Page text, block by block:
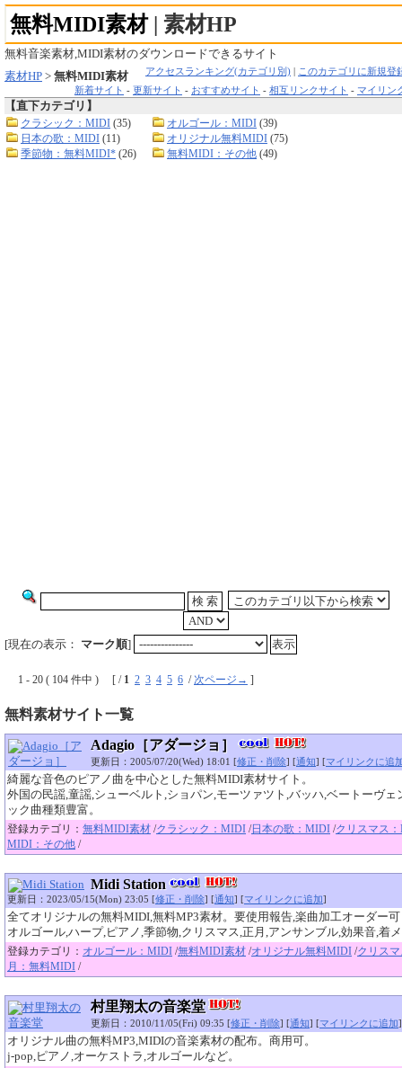
無料MIDI素材| 素材HP
無料音楽素材,MIDI素材のダウンロードできるサイト
素材HP > 無料MIDI素材 アクセスランキング(カテゴリ別)
このカテゴリに新規登
新着サイト - 更新サイト - おすすめサイト - 相互リンクサイト - マイリン
【直下カテゴリ】
クラシック：MIDI (35) オルゴール：MIDI (39)
日本の歌：MIDI (11) オリジナル無料MIDI (75)
季節物：無料MIDI* (26) 無料MIDI：その他 (49)
[現在の表示： マーク順]
1 - 20 ( 104 件中 ) [ / 1 2 3 4 5 6 / 次ページ→ ]
無料素材サイト一覧
Adagio［アダージョ］
更新日：2005/07/20(Wed) 18:01 [修正・削除] [通知] [マイリンクに追
綺麗な音色のピアノ曲を中心とした無料MIDI素材サイト。
外国の民謡,童謡,シューベルト,ショパン,モーツァツト,バッハ,ベートーヴェ
ック曲種類豊富。
登録カテゴリ： 無料MIDI素材 /クラシック：MIDI /日本の歌：MIDI /クリスマス
MIDI：その他 /
Midi Station
更新日：2023/05/15(Mon) 23:05 [修正・削除] [通知] [マイリンクに追加]
全てオリジナルの無料MIDI,無料MP3素材。要使用報告,楽曲加工オーダー可
オルゴール,ハープ,ピアノ,季節物,クリスマス,正月,アンサンブル,効果音,着
登録カテゴリ： オルゴール：MIDI /無料MIDI素材 /オリジナル無料MIDI /クリス
月：無料MIDI /
村里翔太の音楽堂
更新日：2010/11/05(Fri) 09:35 [修正・削除] [通知] [マイリンクに追加]
オリジナル曲の無料MP3,MIDIの音楽素材の配布。商用可。
j-pop,ピアノ,オーケストラ,オルゴールなど。